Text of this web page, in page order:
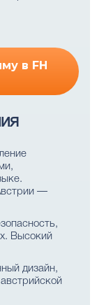
в FH
—
Высокий
дизайн,